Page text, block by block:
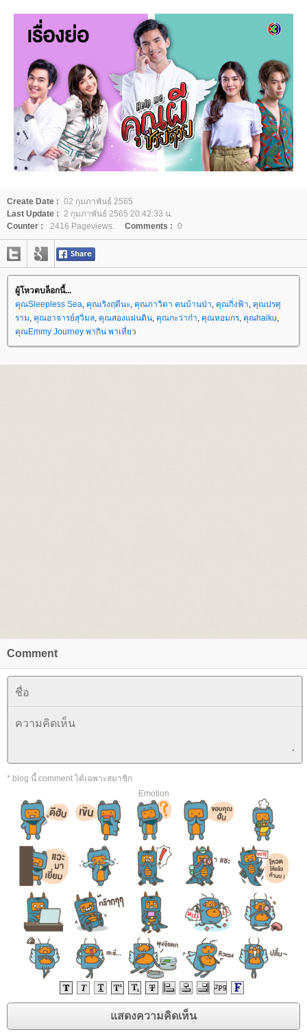
Create Date : 02 กุมภาพันธ์ 2565
Last Update : 2 กุมภาพันธ์ 2565 20:42:33 น.
Counter :
2416 Pageviews. Comments : 0
ผู้โหวตบล็อกนี้...
คุณSleepless Sea, คุณเริงฤดีนะ, คุณภาวิดา คนบ้านป่า, คุณกิ่งฟ้า, คุณปรศุ
ราม, คุณอาจารย์สุวิมล, คุณสองแผ่นดิน, คุณกะว่าก๋า, คุณหอมกร, คุณhaiku,
คุณEmmy Journey พากิน พาเที่ยว
Comment
* blog นี้ comment ได้เฉพาะสมาชิก
Emotion